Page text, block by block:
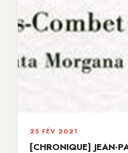
25 FÉV 2021
[CHRONIQUE] JEAN-